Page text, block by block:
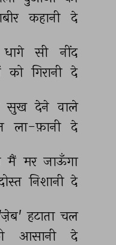
कहानी दे
धागे सी
नींद
को गिरानी दे
सुख देने वाले
ला-फ़ानी दे
मैं मर जाऊँगा
निशानी दे
हटाता चल
आसानी दे